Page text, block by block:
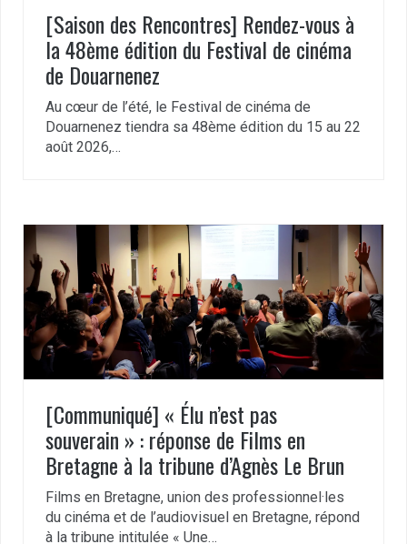
[Saison des Rencontres] Rendez-vous à
la 48ème édition du Festival de cinéma
de Douarnenez
Au cœur de l’été, le Festival de cinéma de
Douarnenez tiendra sa 48ème édition du 15 au 22
août 2026,…
[Communiqué] « Élu n’est pas
souverain » : réponse de Films en
Bretagne à la tribune d’Agnès Le Brun
Films en Bretagne, union des professionnel·les
du cinéma et de l’audiovisuel en Bretagne, répond
à la tribune intitulée « Une…